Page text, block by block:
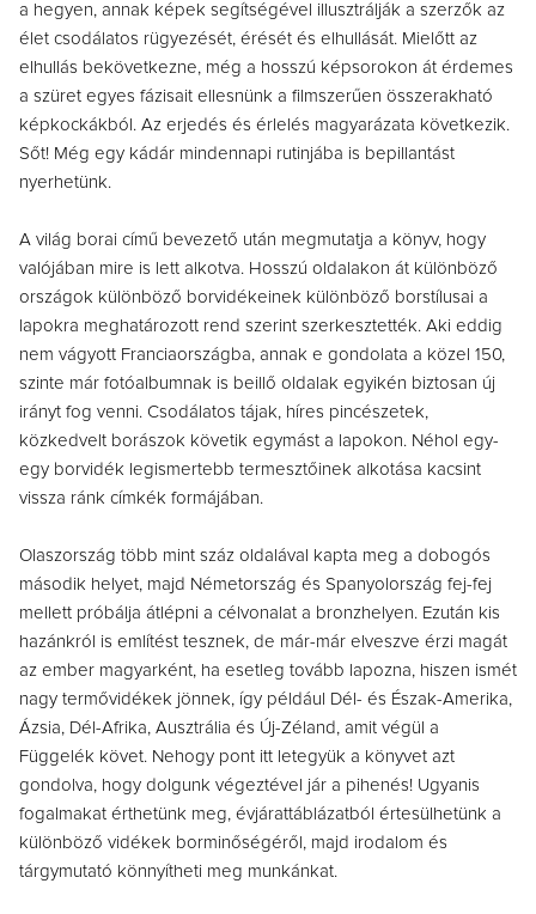
a hegyen, annak képek segítségével illusztrálják a szerzők az
élet csodálatos rügyezését, érését és elhullását. Mielőtt az
elhullás bekövetkezne, még a hosszú képsorokon át érdemes
a szüret egyes fázisait ellesnünk a filmszerűen összerakható
képkockákból. Az erjedés és érlelés magyarázata következik.
Sőt! Még egy kádár mindennapi rutinjába is bepillantást
nyerhetünk.
A világ borai című bevezető után megmutatja a könyv, hogy
valójában mire is lett alkotva. Hosszú oldalakon át különböző
országok különböző borvidékeinek különböző borstílusai a
lapokra meghatározott rend szerint szerkesztették. Aki eddig
nem vágyott Franciaországba, annak e gondolata a közel 150,
szinte már fotóalbumnak is beillő oldalak egyikén biztosan új
irányt fog venni. Csodálatos tájak, híres pincészetek,
közkedvelt borászok követik egymást a lapokon. Néhol egy-
egy borvidék legismertebb termesztőinek alkotása kacsint
vissza ránk címkék formájában.
Olaszország több mint száz oldalával kapta meg a dobogós
második helyet, majd Németország és Spanyolország fej-fej
mellett próbálja átlépni a célvonalat a bronzhelyen. Ezután kis
hazánkról is említést tesznek, de már-már elveszve érzi magát
az ember magyarként, ha esetleg tovább lapozna, hiszen ismét
nagy termővidékek jönnek, így például Dél- és Észak-Amerika,
Ázsia, Dél-Afrika, Ausztrália és Új-Zéland, amit végül a
Függelék követ. Nehogy pont itt letegyük a könyvet azt
gondolva, hogy dolgunk végeztével jár a pihenés! Ugyanis
fogalmakat érthetünk meg, évjárattáblázatból értesülhetünk a
különböző vidékek borminőségéről, majd irodalom és
tárgymutató könnyítheti meg munkánkat.